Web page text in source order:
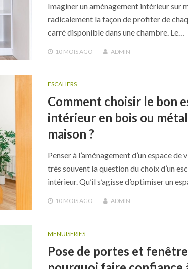
Imaginer un aménagement intérieur sur
radicalement la façon de profiter de
carré disponible dans une chambre. Le…
10 MOISAGO ADMIN
ESCALIERS
Comment choisir le bon
intérieur en bois ou
maison ?
Penser à l’aménagement d’un espace de
très souvent la question du choix d’un
intérieur. Qu’il s’agisse d’optimiser un
10 MOISAGO ADMIN
MENUISERIES
Pose de portes et